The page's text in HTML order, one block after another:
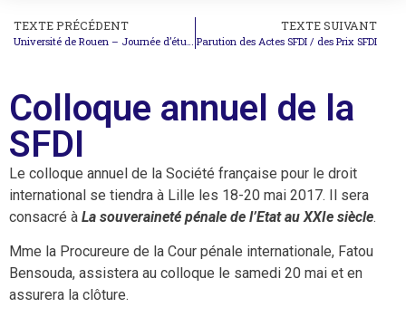
TEXTE PRÉCÉDENT TEXTE SUIVANT
Parution des Actes SFDI / des Prix SFDI
Colloque annuel de la
SFDI
Le colloque annuel de la Société française pour le droit
international se tiendra à Lille les 18-20 mai 2017. Il sera
consacré à La souveraineté pénale de l’Etat au XXIe siècle.
Mme la Procureure de la Cour pénale internationale, Fatou
Bensouda, assistera au colloque le samedi 20 mai et en
assurera la clôture.